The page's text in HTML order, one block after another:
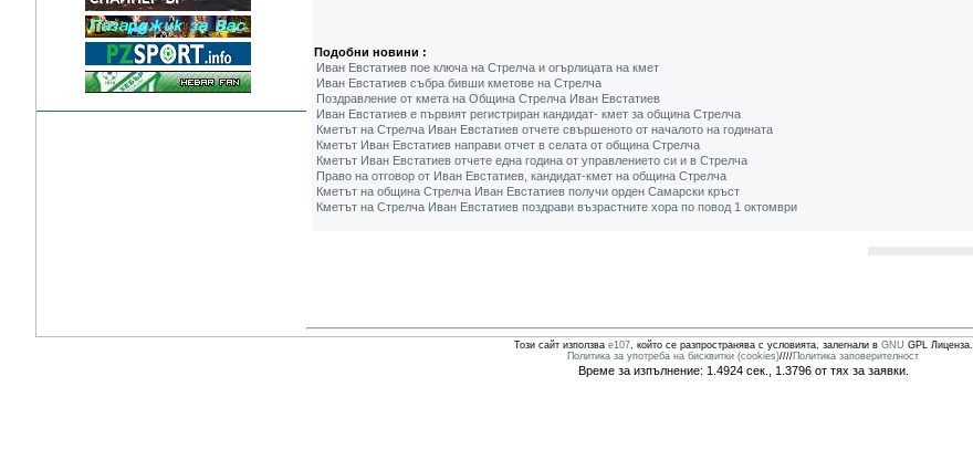
Подобни новини :
Иван Евстатиев пое ключа на Стрелча и огърлицата на кмет
Иван Евстатиев събра бивши кметове на Стрелча
Поздравление от кмета на Община Стрелча Иван Евстатиев
Иван Евстатиев e първият регистриран кандидат- кмет за община Стрелча
Кметът на Стрелча Иван Евстатиев отчете свършеното от началото на годината
Кметът Иван Евстатиев направи отчет в селата от община Стрелча
Кметът Иван Евстатиев отчете една година от управлението си и в Стрелча
Право на отговор от Иван Евстатиев, кандидат-кмет на община Стрелча
Кметът на община Стрелча Иван Евстатиев получи орден Самарски кръст
Кметът на Стрелча Иван Евстатиев поздрави възрастните хора по повод 1 октомври
Този сайт използва e107, който се разпространява с условията, залегнали в GNU GPL Лиценза.
Политика за употреба на бисквитки (cookies)////Политика заповерителност
Време за изпълнение: 1.4924 сек., 1.3796 от тях за заявки.